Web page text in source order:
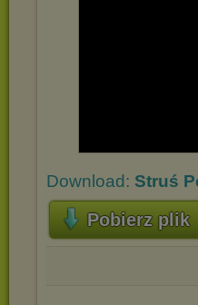
Download: Struś
Pobierz plik